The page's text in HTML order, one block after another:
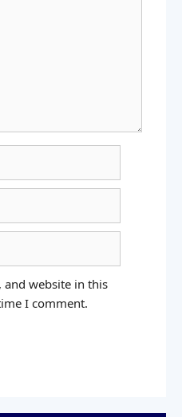
and website in this
I comment.